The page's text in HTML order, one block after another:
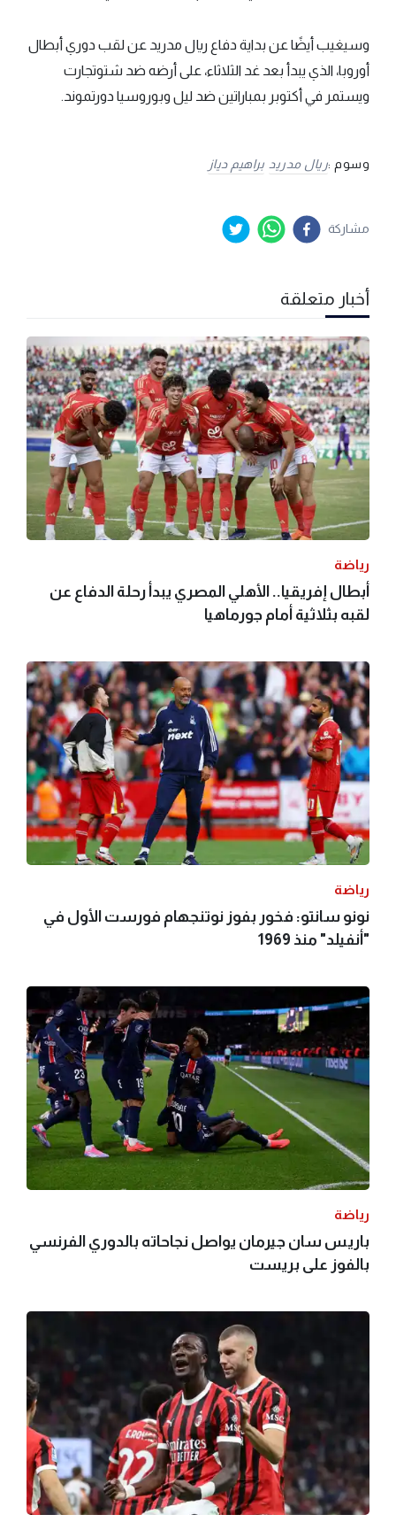
وسيغيب أيضًا عن بداية دفاع ريال مدريد عن لقب دوري أبطال
أوروبا، الذي يبدأ بعد غد الثلاثاء، على أرضه ضد شتوتجارت
ويستمر في أكتوبر بمباراتين ضد ليل وبوروسيا دورتموند.
وسوم :ريال مدريد براهيم دياز
مشاركة
أخبار متعلقة
رياضة
أبطال إفريقيا.. الأهلي المصري يبدأ رحلة الدفاع عن
لقبه بثلاثية أمام جورماهيا
رياضة
نونو سانتو: فخور بفوز نوتنجهام فورست الأول في
"أنفيلد" منذ 1969
رياضة
باريس سان جيرمان يواصل نجاحاته بالدوري الفرنسي
بالفوز على بريست